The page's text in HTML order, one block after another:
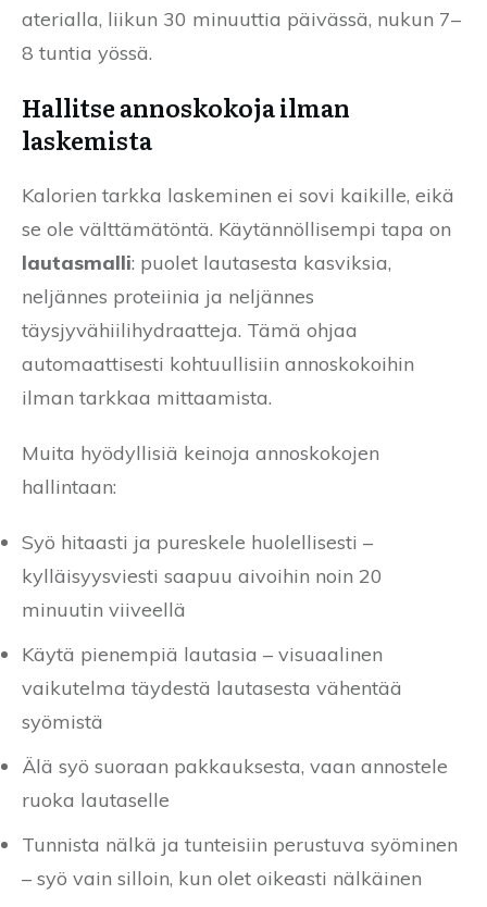
aterialla, liikun 30 minuuttia päivässä, nukun 7–
8 tuntia yössä.
Hallitse annoskokoja ilman
laskemista
Kalorien tarkka laskeminen ei sovi kaikille, eikä
se ole välttämätöntä. Käytännöllisempi tapa on
lautasmalli: puolet lautasesta kasviksia,
neljännes proteiinia ja neljännes
täysjyvähiilihydraatteja. Tämä ohjaa
automaattisesti kohtuullisiin annoskokoihin
ilman tarkkaa mittaamista.
Muita hyödyllisiä keinoja annoskokojen
hallintaan:
Syö hitaasti ja pureskele huolellisesti –
kylläisyysviesti saapuu aivoihin noin 20
minuutin viiveellä
Käytä pienempiä lautasia – visuaalinen
vaikutelma täydestä lautasesta vähentää
syömistä
Älä syö suoraan pakkauksesta, vaan annostele
ruoka lautaselle
Tunnista nälkä ja tunteisiin perustuva syöminen
– syö vain silloin, kun olet oikeasti nälkäinen